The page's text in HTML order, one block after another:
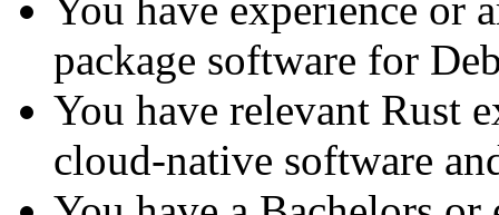
You have experience or
package software for
You have relevant Rust
cloud-native software